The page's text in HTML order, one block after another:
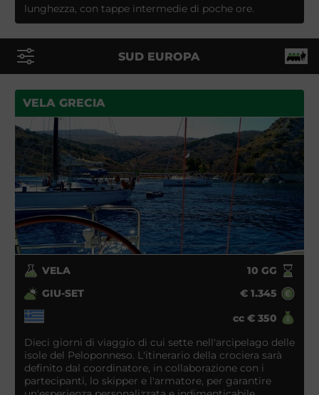
lunghezza, con tappe intermedie di poche ore.
SUD EUROPA
VELA GRECIA
VELA 10 GG
GIU-SET
€ 1.345
cc € 350
Dieci giorni di viaggio di cui sette nell'arcipelago delle
isole del Peloponneso. L'itinerario della crociera sarà
definito dal coordinatore, in collaborazione con i
partecipanti, lo skipper e l'armatore, per garantire